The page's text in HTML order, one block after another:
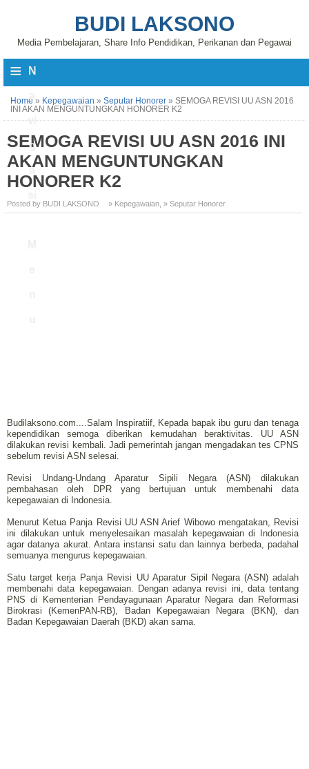
BUDI LAKSONO
Media Pembelajaran, Share Info Pendidikan, Perikanan dan Pegawai
≡ N
vi
g
a
Home » Kepegawaian » Seputar Honorer » SEMOGA REVISI UU ASN 2016
INI AKAN MENGUNTUNGKAN HONORER K2
SEMOGA REVISI UU ASN 2016 INI
AKAN MENGUNTUNGKAN
HONORER K2
Posted by BUDI LAKSONO » Kepegawaian » Seputar Honorer
Budilaksono.com....Salam Inspiratiif, Kepada bapak ibu guru dan tenaga
kependidikan semoga diberikan kemudahan beraktivitas. UU ASN
dilakukan revisi kembali. Jadi pemerintah jangan mengadakan tes CPNS
sebelum revisi ASN selesai.
Revisi Undang-Undang Aparatur Sipili Negara (ASN) dilakukan
pembahasan oleh DPR yang bertujuan untuk membenahi data
kepegawaian di Indonesia.
Menurut Ketua Panja Revisi UU ASN Arief Wibowo mengatakan, Revisi
ini dilakukan untuk menyelesaikan masalah kepegawaian di Indonesia
agar datanya akurat. Antara instansi satu dan lainnya berbeda, padahal
semuanya mengurus kepegawaian.
Satu target kerja Panja Revisi UU Aparatur Sipil Negara (ASN) adalah
membenahi data kepegawaian. Dengan adanya revisi ini, data tentang
PNS di Kementerian Pendayagunaan Aparatur Negara dan Reformasi
Birokrasi (KemenPAN-RB), Badan Kepegawaian Negara (BKN), dan
Badan Kepegawaian Daerah (BKD) akan sama.